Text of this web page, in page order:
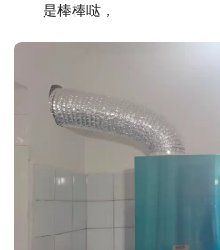
是棒棒哒，